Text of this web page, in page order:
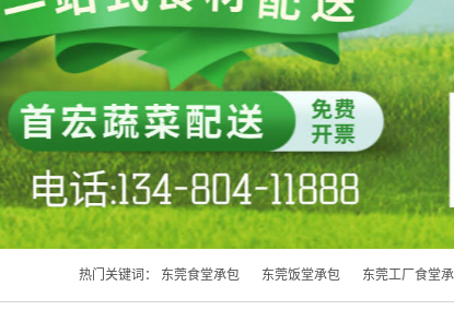
热门关键词： 东莞食堂承包 东莞饭堂承包 东莞工厂食堂